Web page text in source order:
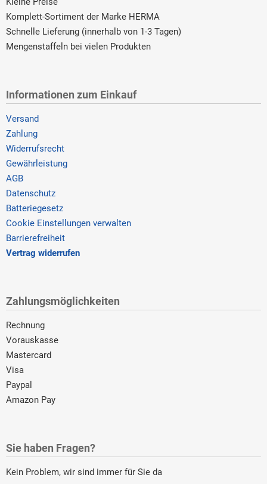
Komplett-Sortiment der Marke HERMA
Schnelle Lieferung (innerhalb von 1-3 Tagen)
Mengenstaffeln bei vielen Produkten
Informationen zum Einkauf
Versand
Zahlung
Widerrufsrecht
Gewährleistung
AGB
Datenschutz
Batteriegesetz
Cookie Einstellungen verwalten
Barrierefreiheit
Vertrag widerrufen
Zahlungsmöglichkeiten
Rechnung
Vorauskasse
Mastercard
Visa
Paypal
Amazon Pay
Sie haben Fragen?
Kein Problem, wir sind immer für Sie da